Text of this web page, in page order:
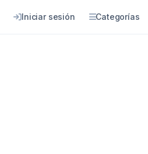
Iniciar sesión Categorías